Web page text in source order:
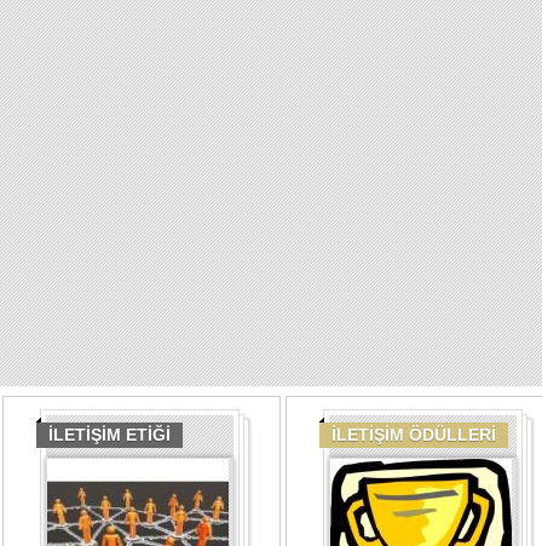
İLETİŞİM ETİĞİ İLETİŞİM ÖDÜLLERİ